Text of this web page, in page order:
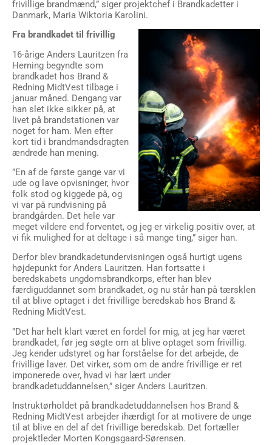
frivillige brandmænd,” siger projektchef i Brandkadetter i
Danmark, Maria Wiktoria Karolini.
Fra brandkadet til frivillig
16-årige Anders Lauritzen fra
Herning begyndte som
brandkadet hos Brand &
Redning MidtVest tilbage i
januar måned. Dengang var
han slet ikke sikker på, at
livet på brandstationen var
noget for ham. Men efter
kort tid i brandmandsdragten
ændrede han mening.
”En af de første gange var vi
ude og lave opvisninger, hvor
folk stod og kiggede på, og
vi var på rundvisning på
brandgården. Det hele var
meget vildere end forventet, og jeg er virkelig positiv over, at
vi fik mulighed for at deltage i så mange ting,” siger han.
Derfor blev brandkadetundervisningen også hurtigt ugens
højdepunkt for Anders Lauritzen. Han fortsatte i
beredskabets ungdomsbrandkorps, efter han blev
færdiguddannet som brandkadet, og nu står han på tærsklen
til at blive optaget i det frivillige beredskab hos Brand &
Redning MidtVest.
”Det har helt klart været en fordel for mig, at jeg har været
brandkadet, før jeg søgte om at blive optaget som frivillig.
Jeg kender udstyret og har forståelse for det arbejde, de
frivillige laver. Det virker, som om de andre frivillige er ret
imponerede over, hvad vi har lært under
brandkadetuddannelsen,” siger Anders Lauritzen.
Instruktørholdet på brandkadetuddannelsen hos Brand &
Redning MidtVest arbejder ihærdigt for at motivere de unge
til at blive en del af det frivillige beredskab. Det fortæller
projektleder Morten Kongsgaard-Sørensen.